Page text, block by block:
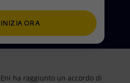
ha raggiunto un accordo di
INIZIA ORA